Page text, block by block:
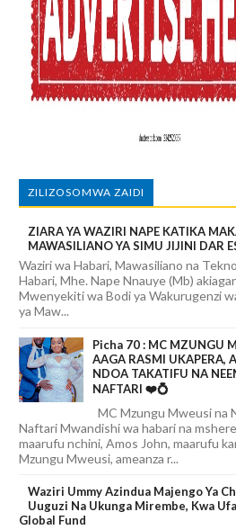
Mpaka Usomaji Wa Viganja
Mikosi Na Kushuhudia
Kushika Mimba Na Kufuta Machozi
ZILIZOSOMWA ZAIDI
ZIARA YA WAZIRI NAPE KATIKA
MAWASILIANO YA SIMU JIJINI DAR
Waziri wa Habari, Mawasiliano na
Habari, Mhe. Nape Nnauye (Mb)
Mwenyekiti wa Bodi ya Wakurugenzi
ya Maw...
Picha 70 : MC MZUNGU
AAGA RASMI UKAPERA,
NDOA TAKATIFU NA
NAFTARI ❤️💍
MC Mzungu Mweusi na
Naftari Mwandishi wa habari na
maarufu nchini, Amos John, maarufu
Mzungu Mweusi, ameanza r...
Waziri Ummy Azindua Majengo Ya
Uuguzi Na Ukunga Mirembe, Kwa
Global Fund